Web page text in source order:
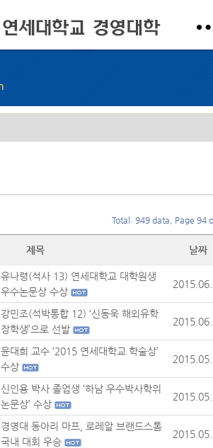
Total: 949 data, Page 94
제목 날짜
유나령(석사 13) 연세대학교 대학원생
우수논문상 수상
강민조(석박통합 12) ‘신동욱 해외유학
장학생’으로 선발
윤대희 교수 ‘2015 연세대학교 학술상’
수상
신인용 박사 졸업생 ‘하남 우수박사학위
논문상’ 수상
경영대 동아리 마프, 로레알 브랜드스톰
국내 대회 우승